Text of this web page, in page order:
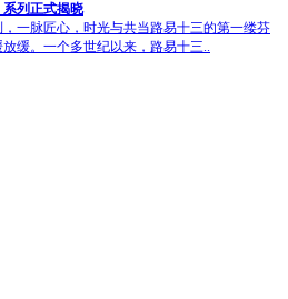
列正式揭晓
一脉匠心，时光与共当路易十三的第一缕芬
缓。一个多世纪以来，路易十三..